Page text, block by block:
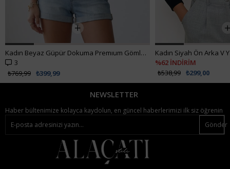
Kadın Beyaz Güpür Dokuma Premıum Gömlek ALC-X4366
3
₺399,99
₺769,99
%62 İNDİRİM
₺299,00
₺538,99
NEWSLETTER
Haber bültenimize kolayca kaydolun, en güncel haberlerimizi ilk siz öğrenin
Gönder